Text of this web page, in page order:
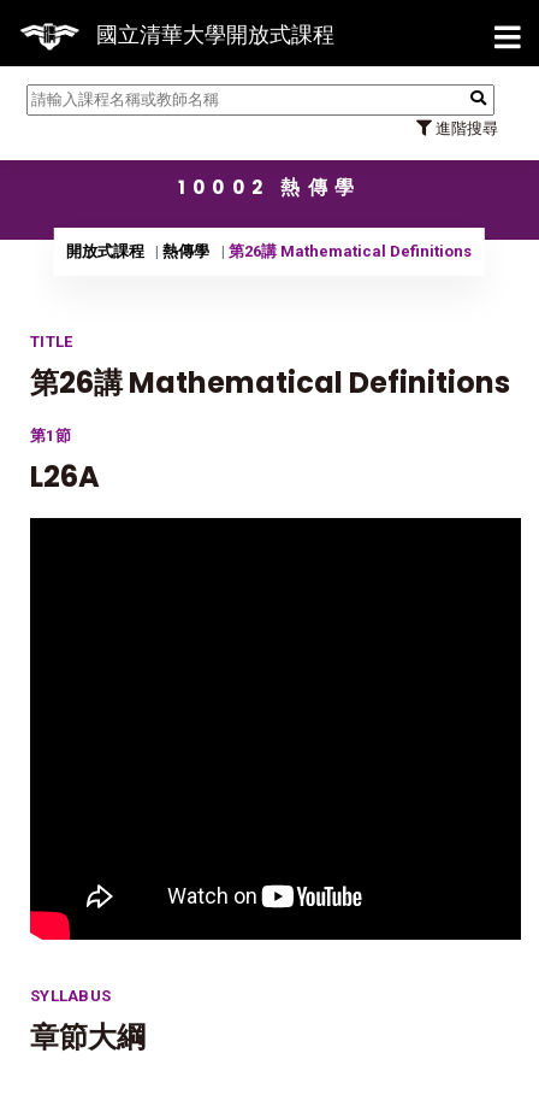
國立清華大學開放式課程
進階搜尋
【
10002 熱傳學
開放式課程 熱傳學 第26講 Mathematical Definitions
TITLE
第26講 Mathematical Definitions
第1節
L26A
SYLLABUS
章節大綱